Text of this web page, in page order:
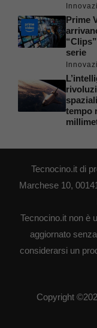
Prime
serie
tempo
Tecnocino.it di
Marchese 10,
Tecnocino.it non è
aggiornato
considerarsi un
Copyright